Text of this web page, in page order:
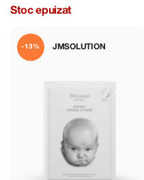
Stoc epuizat
JMSOLUTION
-13%